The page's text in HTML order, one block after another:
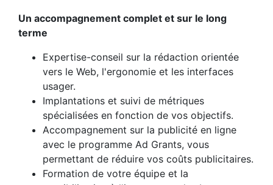
Un accompagnement complet et sur le long
terme
Expertise-conseil sur la rédaction orientée
vers le Web, l'ergonomie et les interfaces
usager.
Implantations et suivi de métriques
spécialisées en fonction de vos objectifs.
Accompagnement sur la publicité en ligne
avec le programme Ad Grants, vous
permettant de réduire vos coûts publicitaires.
Formation de votre équipe et la